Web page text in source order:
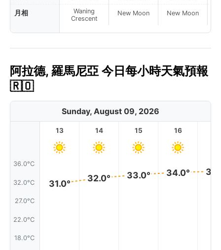
月相
Waning
Crescent
New Moon New Moon
阿拉德, 羅馬尼亞 今日每小時天氣預報
🇷🇴
Sunday, August 09, 2026
36.0°C
32.0°C
27.0°C
22.0°C
18.0°C
13
31.0°
14
32.0°
15
33.0°
16
34.0°